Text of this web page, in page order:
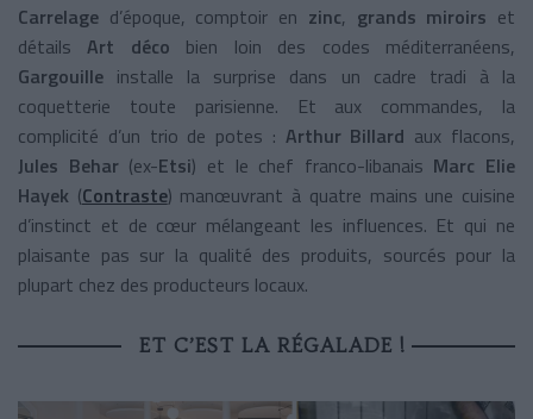
Carrelage d’époque, comptoir en zinc, grands miroirs et
détailsArt déco bien loin des codes méditerranéens,
Gargouille installe la surprise dans un cadre tradi à la
coquetterie toute parisienne. Et aux commandes, la
complicité d’un trio de potes : Arthur Billard aux flacons,
Jules Behar(ex-Etsi) et le chef franco-libanais Marc Elie
Hayek (Contraste) manœuvrant à quatre mains une cuisine
d’instinct et de cœur mélangeant les influences. Et qui ne
plaisante pas sur la qualité des produits, sourcés pour la
plupart chez des producteurs locaux.
ET C’EST LA RÉGALADE !